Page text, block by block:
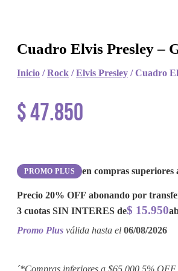
Cuadro Elvis Presley –
Inicio /Rock /Elvis Presley / Cuadro
$47.850
PROMO PLUS en compras superiores
Precio 20% OFF abonando por
3 cuotas SIN INTERES de$ 15.950
Promo Plus válida hasta el 06/08/2026
´*Compras inferiores a $65.000 5%